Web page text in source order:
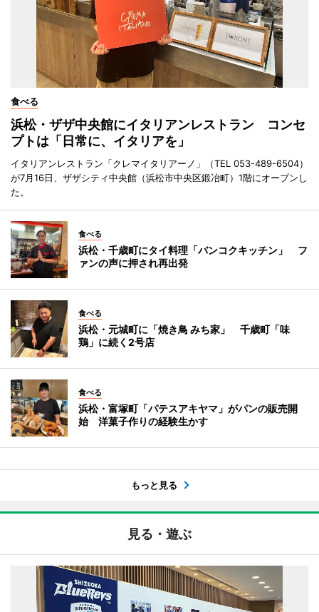
食べる
浜松・ザザ中央館にイタリアンレストラン コンセ
プトは「日常に、イタリアを」
イタリアンレストラン「クレマイタリアーノ」（TEL 053-489-6504）
が7月16日、ザザシティ中央館（浜松市中央区鍛冶町）1階にオープンし
た。
食べる
浜松・千歳町にタイ料理「バンコクキッチン」 フ
ァンの声に押され再出発
食べる
浜松・元城町に「焼き鳥 みち家」 千歳町「味
鶏」に続く2号店
食べる
浜松・富塚町「パテスアキヤマ」がパンの販売開
始 洋菓子作りの経験生かす
もっと見る
見る・遊ぶ